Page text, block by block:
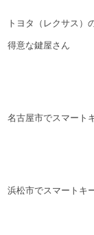
トヨタ（レクサス）
得意な鍵屋さん
名古屋市でスマート
浜松市でスマートキ